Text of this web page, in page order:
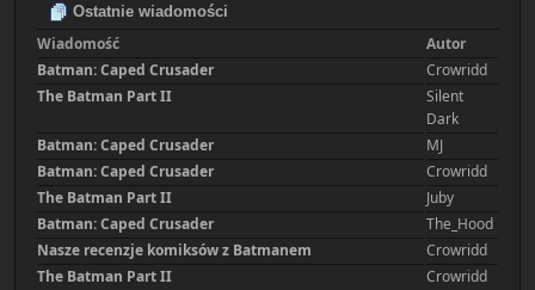
Ostatnie wiadomości
Wiadomość
Autor
Batman: Caped Crusader
Crowridd
The Batman Part II
Silent
Dark
Batman: Caped Crusader
MJ
Batman: Caped Crusader
Crowridd
The Batman Part II
Juby
Batman: Caped Crusader
The_Hood
Nasze recenzje komiksów z Batmanem
Crowridd
The Batman Part II
Crowridd